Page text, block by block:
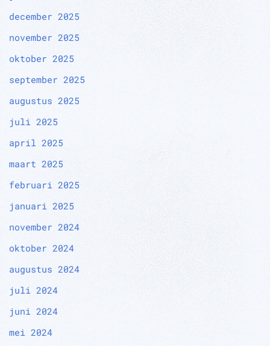
december 2025
november 2025
oktober 2025
september 2025
augustus 2025
juli 2025
april 2025
maart 2025
februari 2025
januari 2025
november 2024
oktober 2024
augustus 2024
juli 2024
juni 2024
mei 2024